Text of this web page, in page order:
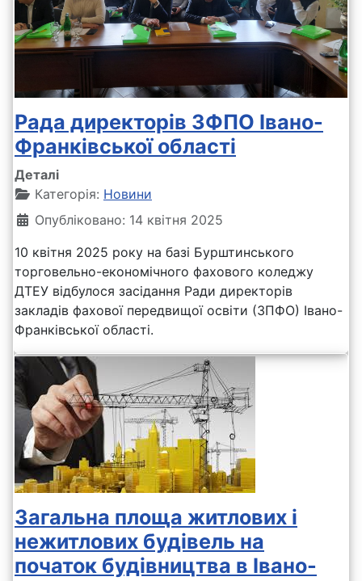
Рада директорів ЗФПО Івано-
Франківської області
Деталі
Категорія: Новини
Опубліковано: 14 квітня 2025
10 квітня 2025 року на базі Бурштинського
торговельно-економічного фахового коледжу
ДТЕУ відбулося засідання Ради директорів
закладів фахової передвищої освіти (ЗПФО) Івано-
Франківської області.
Загальна площа житлових і
нежитлових будівель на
початок будівництва в Івано-